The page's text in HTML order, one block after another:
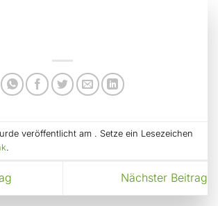
veröffentlicht am . Setze ein Lesezeichen
.
Nächster Beitrag